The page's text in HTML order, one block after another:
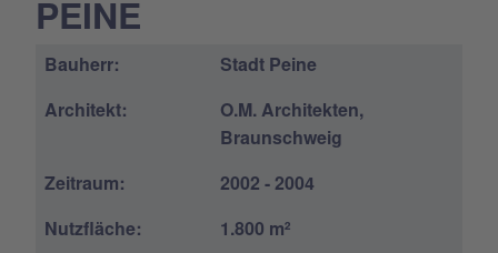
EINE
Bauherr: Stadt Peine
Architekt:
O.M. Architekten,
Braunschweig
Zeitraum: 2002 - 2004
Nutzfläche: 1.800 m²